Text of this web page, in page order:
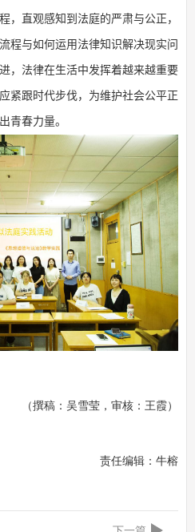
，直观感知到法庭的严肃与公正，
程与如何运用法律知识解决现实问
，法律在生活中发挥着越来越重要
紧跟时代步伐，为维护社会公平正
青春力量。
稿：吴雪莹，审核：王霞）
责任编辑： 牛榕